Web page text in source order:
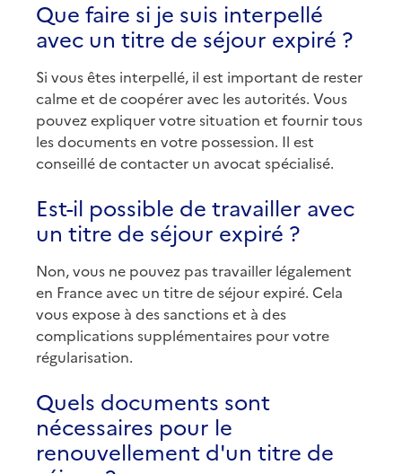
Que faire si je suis interpellé
avec un titre de séjour expiré ?
Si vous êtes interpellé, il est important de rester
calme et de coopérer avec les autorités. Vous
pouvez expliquer votre situation et fournir tous
les documents en votre possession. Il est
conseillé de contacter un avocat spécialisé.
Est-il possible de travailler avec
un titre de séjour expiré ?
Non, vous ne pouvez pas travailler légalement
en France avec un titre de séjour expiré. Cela
vous expose à des sanctions et à des
complications supplémentaires pour votre
régularisation.
Quels documents sont
nécessaires pour le
renouvellement d'un titre de